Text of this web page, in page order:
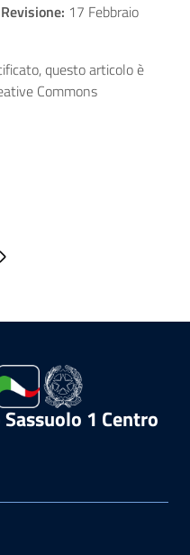
Revisione: 17 Febbraio
questo articolo è
Commons
1 Centro